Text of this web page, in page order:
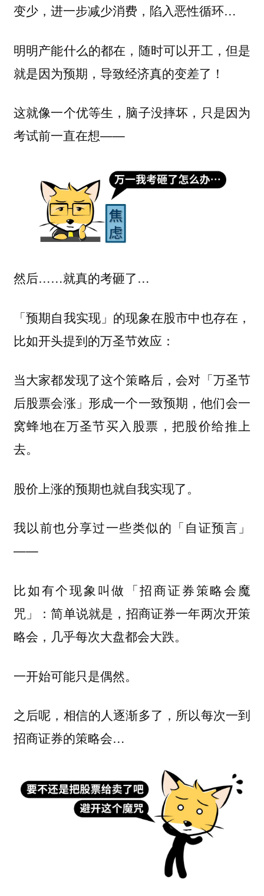
变少，进一步减少消费，陷入恶性循环…
明明产能什么的都在，随时可以开工，但是
就是因为预期，导致经济真的变差了！
这就像一个优等生，脑子没摔坏，只是因为
考试前一直在想——
然后……就真的考砸了…
「预期自我实现」的现象在股市中也存在，
比如开头提到的万圣节效应：
当大家都发现了这个策略后，会对「万圣节
后股票会涨」形成一个一致预期，他们会一
窝蜂地在万圣节买入股票，把股价给推上
去。
股价上涨的预期也就自我实现了。
我以前也分享过一些类似的「自证预言」
——
比如有个现象叫做 「招商证券策略会魔
咒」
：简单说就是，招商证券一年两次开策
略会，几乎每次大盘都会大跌。
一开始可能只是偶然。
之后呢，相信的人逐渐多了，所以每次一到
招商证券的策略会…